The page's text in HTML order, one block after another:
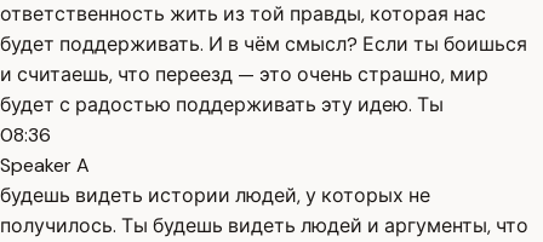
ответственность жить из той правды, которая нас
будет поддерживать. И в чём смысл? Если ты боишься
и считаешь, что переезд — это очень страшно, мир
будет с радостью поддерживать эту идею. Ты
08:36
Speaker A
будешь видеть истории людей, у которых не
получилось. Ты будешь видеть людей и аргументы, что